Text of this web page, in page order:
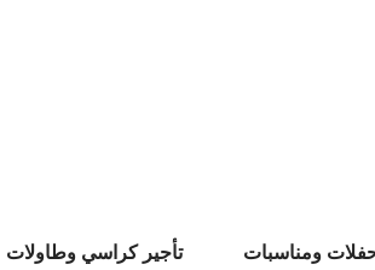
ومناسبات تأجير كراسي وطاولات